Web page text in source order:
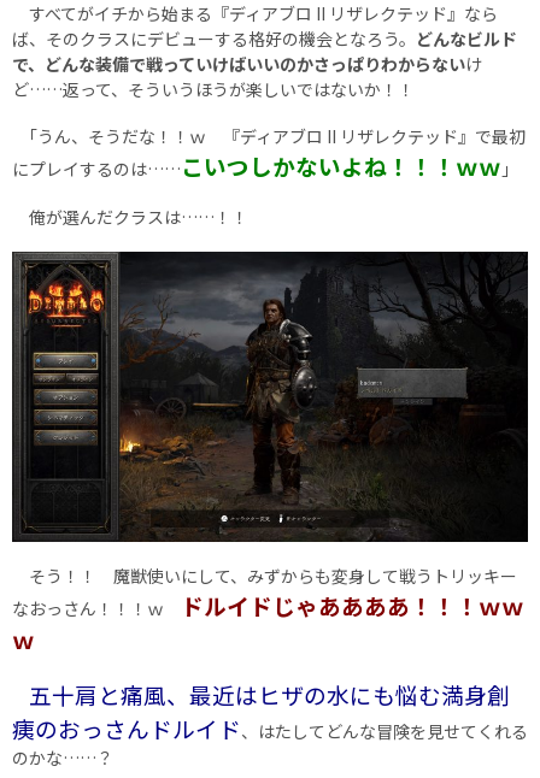
すべてがイチから始まる『ディアブロ II リザレクテッド』なら
ば、そのクラスにデビューする格好の機会となろう。 どんなビルド
で、どんな装備で戦っていけばいいのかさっぱりわからないけ
ど……返って、そういうほうが楽しいではないか！！
｢うん、そうだな！！ｗ 『ディアブロ II リザレクテッド』で最初
にプレイするのは…… こいつしかないよね！！！ｗｗ ｣
俺が選んだクラスは……！！
そう！！ 魔獣使いにして、みずからも変身して戦うトリッキー
なおっさん！！！ｗ
ドルイドじゃああああ！！！ｗｗ
ｗ
五十肩と痛風、最近はヒザの水にも悩む満身創
痍のおっさんドルイド、はたしてどんな冒険を見せてくれる
のかな……？